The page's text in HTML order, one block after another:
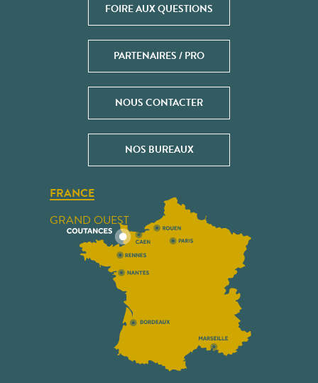
FOIRE AUX QUESTIONS
PARTENAIRES / PRO
NOUS CONTACTER
NOS BUREAUX
FRANCE
GRAND OUEST